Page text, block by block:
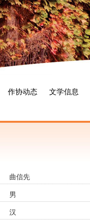
作协动态 文学信息
曲信先
男
汉